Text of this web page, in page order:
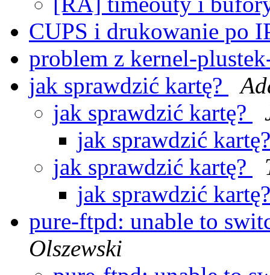
CUPS i drukowanie po
problem z kernel-
jak sprawdzić kartę?
jak sprawdzić kartę?
jak sprawdzić
jak sprawdzić kartę?
jak sprawdzić
pure-ftpd: unable to
Olszewski